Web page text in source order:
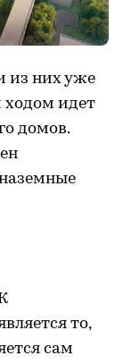
из них уже
ходом идет
домов.
то,
сам